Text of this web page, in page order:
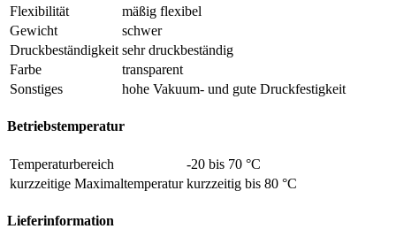
Flexibilität
mäßig flexibel
Gewicht
schwer
Druckbeständigkeit sehr druckbeständig
Farbe
transparent
Sonstiges
hohe Vakuum- und gute Druckfestigkeit
Betriebstemperatur
Temperaturbereich
-20 bis 70 °C
kurzzeitige Maximaltemperatur kurzzeitig bis 80 °C
Lieferinformation